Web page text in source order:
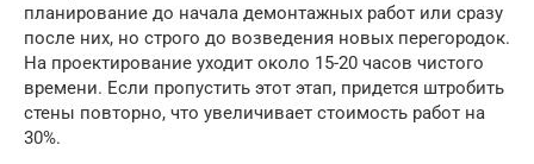
планирование до начала демонтажных работ или сразу
после них, но строго до возведения новых перегородок.
На проектирование уходит около 15-20 часов чистого
времени. Если пропустить этот этап, придется штробить
стены повторно, что увеличивает стоимость работ на
30%.